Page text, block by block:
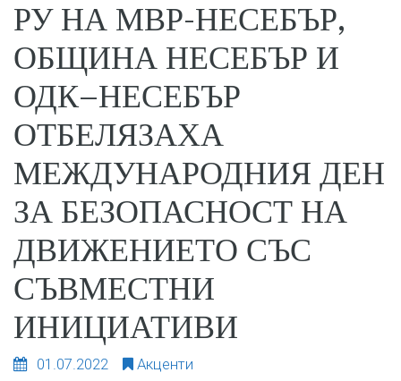
РУ НА МВР-НЕСЕБЪР,
ОБЩИНА НЕСЕБЪР И
ОДК–НЕСЕБЪР
ОТБЕЛЯЗАХА
МЕЖДУНАРОДНИЯ ДЕН
ЗА БЕЗОПАСНОСТ НА
ДВИЖЕНИЕТО СЪС
СЪВМЕСТНИ
ИНИЦИАТИВИ
01.07.2022 Акценти